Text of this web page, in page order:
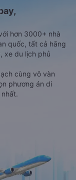
hơn 3000+ nhà
quốc, tất cả hãng
xe du lịch phủ
cùng vô vàn
phương án di